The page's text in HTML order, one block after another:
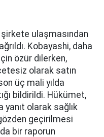
şirkete ulaşmasından
Kobayashi, daha
özür dilerken,
olarak satın
üç mali yılda
bildirildi. Hükümet,
olarak sağlık
geçirilmesi
bir raporun